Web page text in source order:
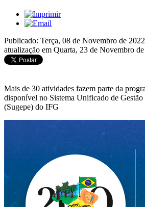
Publicado: Terça, 08 de Novembro de
atualização em Quarta, 23 de Novembro
Mais de 30 atividades fazem parte da
disponível no Sistema Unificado de Gestão
(Sugepe) do IFG